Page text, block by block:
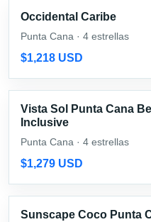
Occidental Caribe
Punta Cana · 4 estrellas
$1,218 USD
Vista Sol Punta Cana
Inclusive
Punta Cana · 4 estrellas
$1,279 USD
Sunscape Coco Punta